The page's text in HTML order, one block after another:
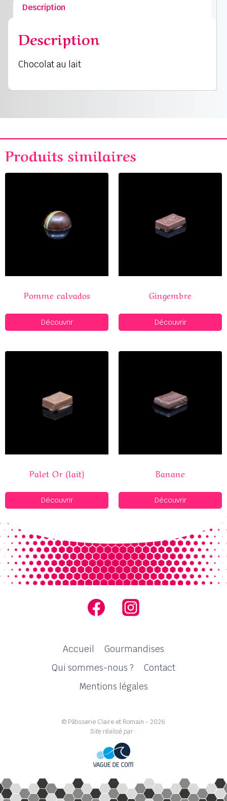
Description
Description
Chocolat au lait
Produits similaires
Pomme calvados
Découvrir
Gingembre
Découvrir
Palet Or (lait)
Découvrir
Banane
Découvrir
Accueil
Gourmandises
Qui sommes-nous ?
Contact
Mentions légales
© Pâtisserie Claire et Romain - 2026
Site réalisé par :